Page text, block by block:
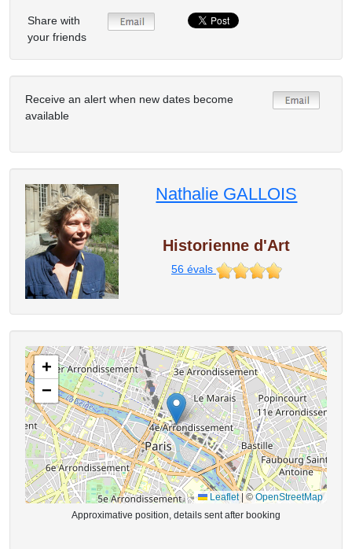
Share with
your friends
Receive an alert when new dates become
available
Nathalie GALLOIS
Historienne d'Art
56évals
+
−
Leaflet | ©OpenStreetMap
Approximative position, details sent after booking